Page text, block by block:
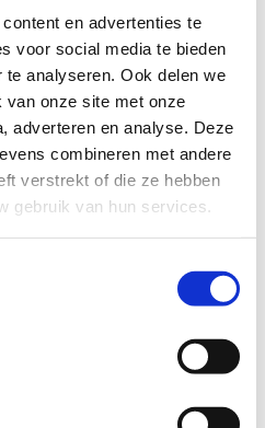
en advertenties te
voor social media te bieden
analyseren. Ook delen we
van onze site met onze
adverteren en analyse. Deze
combineren met andere
verstrekt of die ze hebben
gebruik van hun services.
Dan is de
extra.